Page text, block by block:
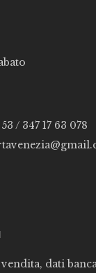
/ 347 17 63 078
dati